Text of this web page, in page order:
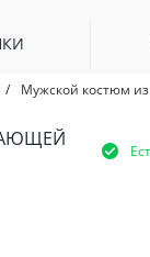
/ Мужской костюм